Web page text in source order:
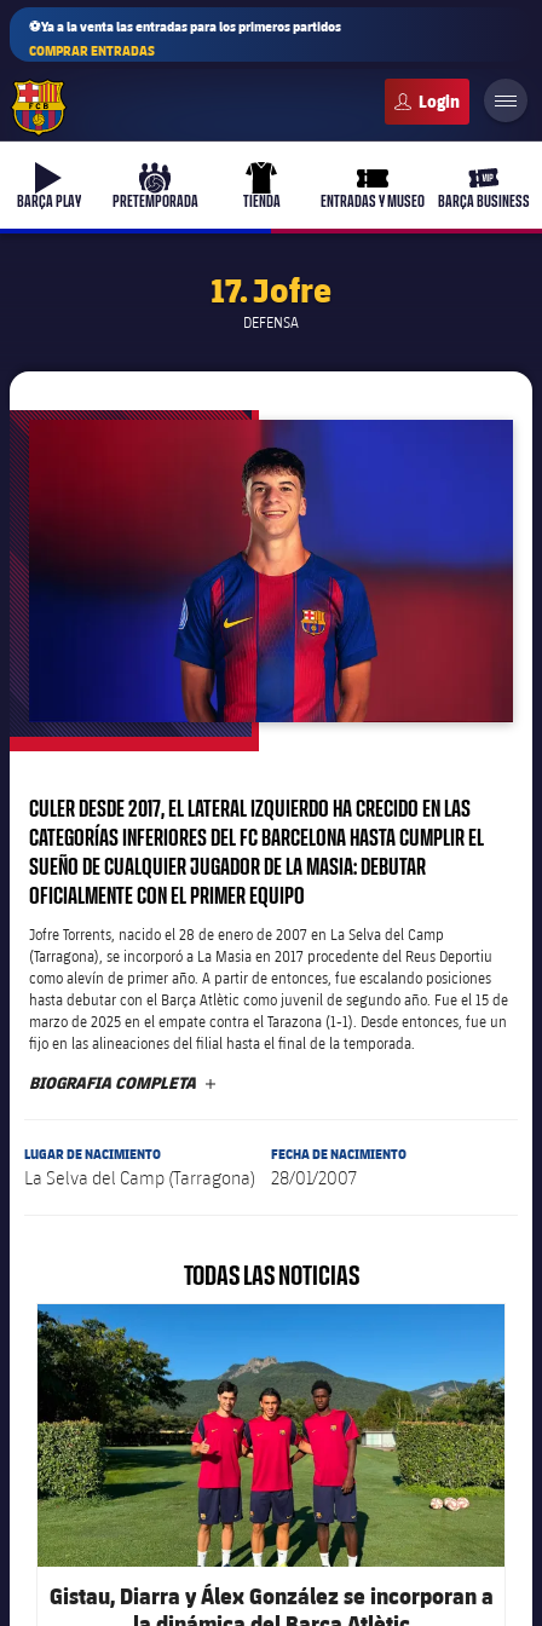
⚽Ya a la venta las entradas para los primeros partidos
COMPRAR ENTRADAS
b-play
BARÇA PLAY
culers-ball
PRETEMPORADA
uniform
TIENDA
ticket-full
ENTRADAS Y MUSEO
ticket-
BARÇA BUSINESS
plusicon
más
Junta Directiva
Estructura ejecutiva
Organigramas
chevron-right
label.aria.chevronright
Órganos
chevron-right
label.aria.chevronright
Documents
chevron-right
label.aria.chevronright
Comisiones y órganos
chevron-right
label.aria.chevronright
Barça Academy
Más que un club
Masia 360
La Masia
plusicon
más
Década a década
Presidentes
Jugadores de leyenda
Entrenadores
Centro de documentación
plusicon
más
Spotify Camp Nou
Palau Blaugrana
Estadi Johan Cruyff
Barça Cafe
Ciutat Esportiva
La Masia
plusicon
más
Servicios
plusicon
más
17. Jofre
DEFENSA
CULER DESDE 2017, EL LATERAL IZQUIERDO HA CRECIDO EN LAS
CATEGORÍAS INFERIORES DEL FC BARCELONA HASTA CUMPLIR EL
SUEÑO DE CUALQUIER JUGADOR DE LA MASIA: DEBUTAR
OFICIALMENTE CON EL PRIMER EQUIPO
Jofre Torrents, nacido el 28 de enero de 2007 en La Selva del Camp
(Tarragona), se incorporó a La Masia en 2017 procedente del Reus Deportiu
como alevín de primer año. A partir de entonces, fue escalando posiciones
hasta debutar con el Barça Atlètic como juvenil de segundo año. Fue el 15 de
marzo de 2025 en el empate contra el Tarazona (1-1). Desde entonces, fue un
fijo en las alineaciones del filial hasta el final de la temporada.
BIOGRAFIA COMPLETA
LUGAR DE NACIMIENTO
La Selva del Camp (Tarragona)
FECHA DE NACIMIENTO
28/01/2007
TODAS LAS NOTICIAS
Gistau, Diarra y Álex González se incorporan a